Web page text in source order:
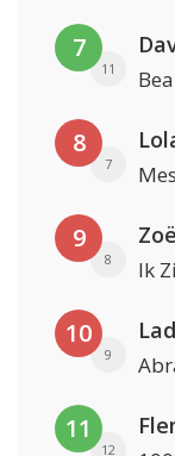
7
11
8
7
9
8 Ik
10
9
11
12